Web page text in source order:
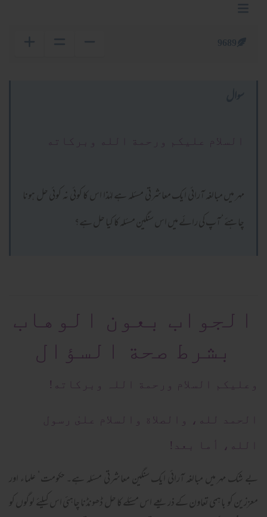
السلام عليكم ورحمة الله وبركاته
مہر میں مبالغہ آرائی ایک معاشرتی مسئلہ ہے لہٰذا اس کا کوئی نہ کوئی حل ہونا
چاہئے‘ آپ کی رائے میں اس سنگین مسئلہ کا کیا حل ہے؟
الجواب بعون الوهاب
بشرط صحة السؤال
وعلیکم السلام ورحمة اللہ وبرکاته!
الحمد لله، والصلاة والسلام علىٰ رسول
الله، أما بعد!
بے شک مہر میں مبالغہ آرائی ایک سنگین معاشرتی مسئلہ ہے۔ حکومت‘ علماء اور
معززین کو باہمی تعاون کے ذریعے اس مسئلے کا حل ڈھونڈنا چاہئی اس کیلئے لوگوں کو